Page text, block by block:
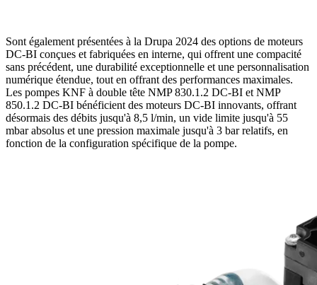
Sont également présentées à la Drupa 2024 des options de moteurs
DC-BI conçues et fabriquées en interne, qui offrent une compacité
sans précédent, une durabilité exceptionnelle et une personnalisation
numérique étendue, tout en offrant des performances maximales.
Les pompes KNF à double tête NMP 830.1.2 DC-BI et NMP
850.1.2 DC-BI bénéficient des moteurs DC-BI innovants, offrant
désormais des débits jusqu'à 8,5 l/min, un vide limite jusqu'à 55
mbar absolus et une pression maximale jusqu'à 3 bar relatifs, en
fonction de la configuration spécifique de la pompe.